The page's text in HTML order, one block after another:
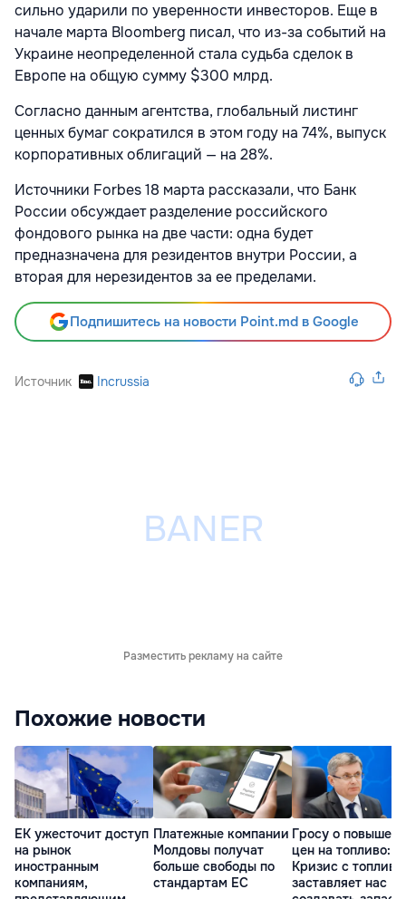
сильно ударили по уверенности инвесторов. Еще в
начале марта Bloomberg писал, что из-за событий на
Украине неопределенной стала судьба сделок в
Европе на общую сумму $300 млрд.
Согласно данным агентства, глобальный листинг
ценных бумаг сократился в этом году на 74%, выпуск
корпоративных облигаций — на 28%.
Источники Forbes 18 марта рассказали, что Банк
России обсуждает разделение российского
фондового рынка на две части: одна будет
предназначена для резидентов внутри России, а
вторая для нерезидентов за ее пределами.
Подпишитесь на новости Point.md в Google
Источник Incrussia
Разместить рекламу на сайте
Похожие новости
ЕК ужесточит доступ
на рынок
иностранным
компаниям,
Платежные компании
Молдовы получат
больше свободы по
стандартам ЕС
Гросу о
цен на топливо:
Кризис с
заставляет нас